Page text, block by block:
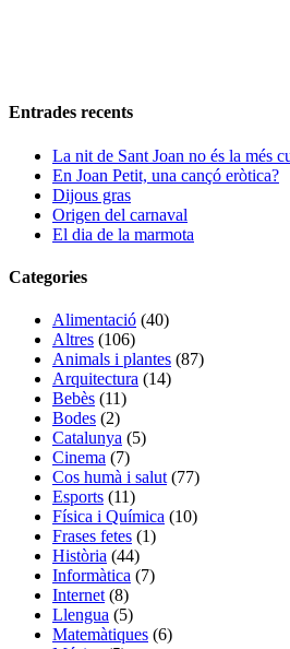
Entrades recents
La nit de Sant Joan no és la més
En Joan Petit, una cançó eròtica?
Dijous gras
Origen del carnaval
El dia de la marmota
Categories
Alimentació (40)
Altres (106)
Animals i plantes (87)
Arquitectura (14)
Bebès (11)
Bodes (2)
Catalunya (5)
Cinema (7)
Cos humà i salut (77)
Esports (11)
Física i Química (10)
Frases fetes (1)
Història (44)
Informàtica (7)
Internet (8)
Llengua (5)
Matemàtiques (6)